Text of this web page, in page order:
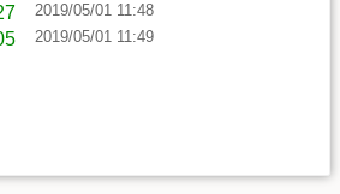
2019/05/01 11:48
2019/05/01 11:49